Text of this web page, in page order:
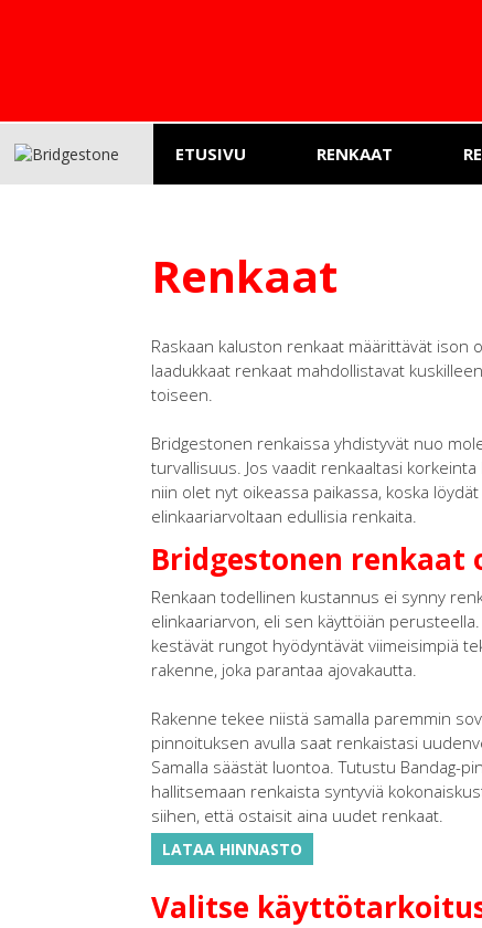
ETUSIVU RENKAAT
Renkaat
Raskaan kaluston renkaat määrittävät ison
laadukkaat renkaat mahdollistavat
toiseen.
Bridgestonen renkaissa yhdistyvät nuo
turvallisuus. Jos vaadit renkaaltasi
niin olet nyt oikeassa paikassa, koska
elinkaariarvoltaan edullisia renkaita.
Bridgestonen
Renkaan todellinen kustannus ei synny
elinkaariarvon, eli sen käyttöiän
kestävät rungot hyödyntävät viimeisimpiä
rakenne, joka parantaa ajovakautta.
Rakenne tekee niistä samalla paremmin
pinnoituksen avulla saat renkaistasi
Samalla säästät luontoa. Tutustu Bandag-
hallitsemaan renkaista syntyviä
siihen, että ostaisit aina uudet renkaat.
LATAA HINNASTO
Valitse